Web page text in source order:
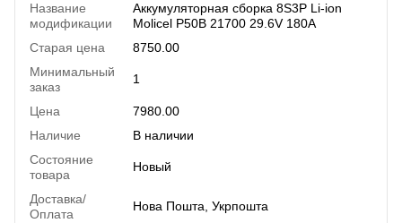
Название
модификации
Аккумуляторная сборка 8S3P Li-ion
Molicel P50B 21700 29.6V 180A
Старая цена
8750.00
Минимальный
заказ
1
Цена
7980.00
Наличие
В наличии
Состояние
товара
Новый
Доставка/
Оплата
Нова Пошта, Укрпошта